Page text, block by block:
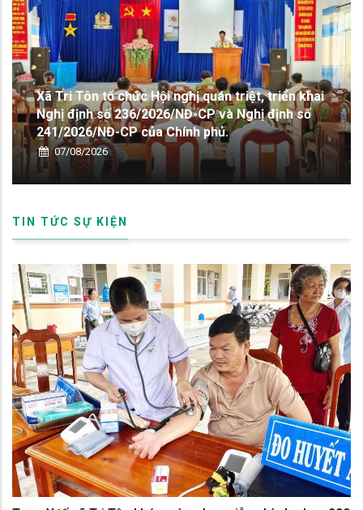
XÃ TRI TÔN SƠ KẾT THỰC HIỆN NGHỊ QUYẾT SỐ
57-NQ/TW VỀ PHÁT TRIỂN KHOA HỌC, CÔNG
NGHỆ, ĐỔI MỚI SÁNG TẠO VÀ CHUYỂN ĐỔI SỐ
06/08/2026
TIN TỨC SỰ KIỆN